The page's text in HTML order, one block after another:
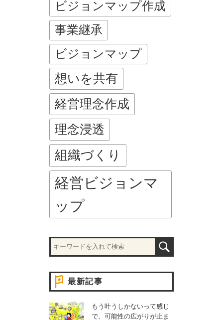
ビジョンマップ作成
事業継承
ビジョンマップ
想いを共有
経営理念作成
理念浸透
組織づくり
経営ビジョンマ
ップ
最新記事
もう叶うしかないって感じ
で、可能性の広がりが止ま